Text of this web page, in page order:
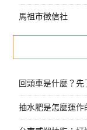
馬祖市徵信社
回頭車是什麼？
抽水肥是怎麼運作